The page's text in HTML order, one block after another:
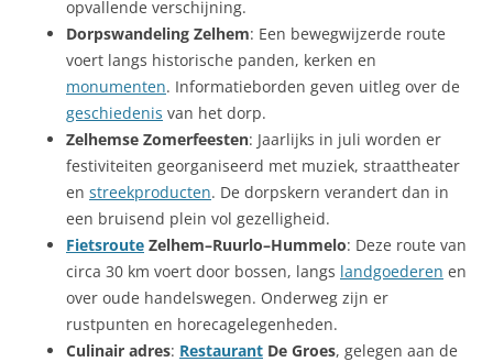
opvallende verschijning.
Dorpswandeling Zelhem: Een bewegwijzerde route
voert langs historische panden, kerken en
monumenten. Informatieborden geven uitleg over de
geschiedenis van het dorp.
Zelhemse Zomerfeesten: Jaarlijks in juli worden er
festiviteiten georganiseerd met muziek, straattheater
en streekproducten. De dorpskern verandert dan in
een bruisend plein vol gezelligheid.
Fietsroute Zelhem–Ruurlo–Hummelo: Deze route van
circa 30 km voert door bossen, langs landgoederen en
over oude handelswegen. Onderweg zijn er
rustpunten en horecagelegenheden.
Culinair adres: Restaurant De Groes, gelegen aan de